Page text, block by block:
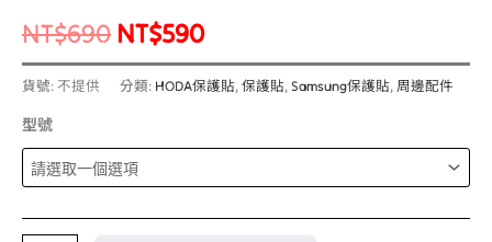
NT$690 NT$590
貨號: 不提供 分類: HODA保護貼, 保護貼, Samsung保護貼, 周邊配件
型號